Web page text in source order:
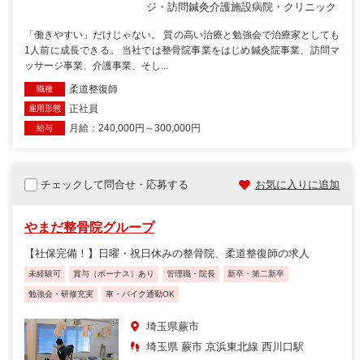
ジ・訪問鍼灸介護施設病院・クリニック
「働きやすい」だけじゃない。 質の高い治療と勉強会で治療家としても
1人前に成長できる。 当社では整骨院事業をはじめ鍼灸院事業、訪問マ
ッサージ事業、介護事業、そし...
職種 柔道整復師
雇用形態 正社員
給与 月給：240,000円～300,000円
チェックして問合せ・応募する お気に入りに追加
やまだ整骨院グループ
【社保完備！】日曜・祝日休みの整骨院、柔道整復師の求人
未経験可 賞与（ボーナス）あり 管理職・院長 新卒・第二新卒
勉強会・研修充実 車・バイク通勤OK
埼玉県蕨市
埼玉県 蕨市 京浜東北線 西川口駅